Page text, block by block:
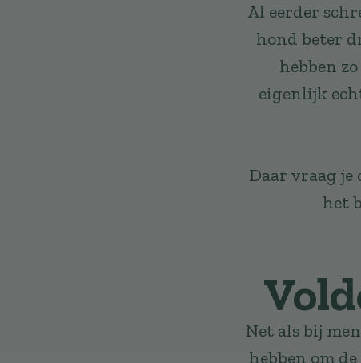
Al eerder
hond beter
hebben
eigenlijk
Daar vraag
het
Net als bij
hebben om